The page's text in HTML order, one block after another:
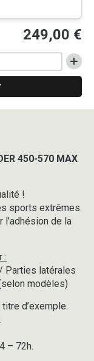
249,00 €
450-570 MAX
!
sports extrêmes.
l’adhésion de la
:
Parties latérales
modèles)
d’exemple.
– 72h.